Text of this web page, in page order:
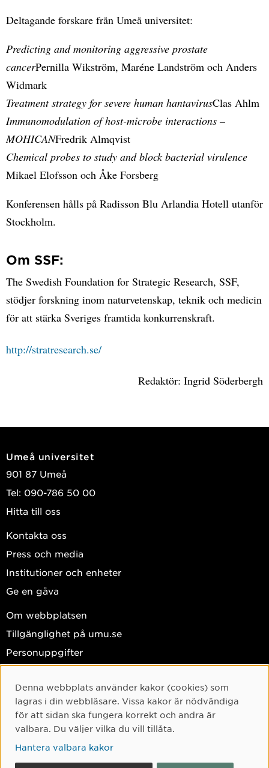
Deltagande forskare från Umeå universitet:
Predicting and monitoring aggressive prostate
cancerPernilla Wikström, Maréne Landström och Anders
Widmark
Treatment strategy for severe human hantavirusClas Ahlm
Immunomodulation of host-microbe interactions –
MOHICANFredrik Almqvist
Chemical probes to study and block bacterial virulence
Mikael Elofsson och Åke Forsberg
Konferensen hålls på Radisson Blu Arlandia Hotell utanför
Stockholm.
Om SSF:
The Swedish Foundation for Strategic Research, SSF,
stödjer forskning inom naturvetenskap, teknik och medicin
för att stärka Sveriges framtida konkurrenskraft.
http://stratresearch.se/
Redaktör: Ingrid Söderbergh
Umeå universitet
901 87 Umeå
Tel: 090-786 50 00
Hitta till oss
Kontakta oss
Press och media
Institutioner och enheter
Ge en gåva
Om webbplatsen
Tillgänglighet på umu.se
Personuppgifter
Facebook
Instagram
TikTok
Youtube
Cookie-samtycke
Denna webbplats använder kakor (cookies) som
lagras i din webbläsare. Vissa kakor är nödvändiga
för att sidan ska fungera korrekt och andra är
valbara. Du väljer vilka du vill tillåta.
Hantera valbara kakor